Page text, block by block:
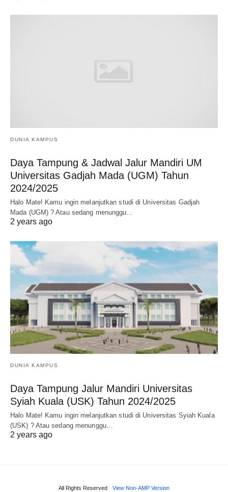
DUNIA KAMPUS
Daya Tampung & Jadwal Jalur Mandiri UM
Universitas Gadjah Mada (UGM) Tahun
2024/2025
Halo Mate! Kamu ingin melanjutkan studi di Universitas Gadjah
Mada (UGM) ? Atau sedang menunggu…
2 years ago
DUNIA KAMPUS
Daya Tampung Jalur Mandiri Universitas
Syiah Kuala (USK) Tahun 2024/2025
Halo Mate! Kamu ingin melanjutkan studi di Universitas Syiah Kuala
(USK) ? Atau sedang menunggu…
2 years ago
All Rights Reserved View Non-AMP Version